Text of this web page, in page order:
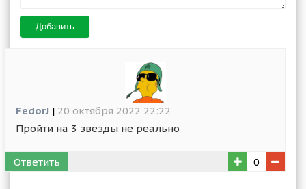
Добавить
FedorJ | 20 октября 2022 22:22
Пройти на 3 звезды не реально
Ответить 0